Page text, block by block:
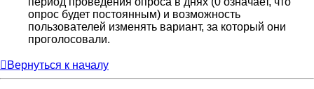
опрос будет постоянным) и возможность
пользователей изменять вариант, за который они
проголосовали.
Вернуться к началу